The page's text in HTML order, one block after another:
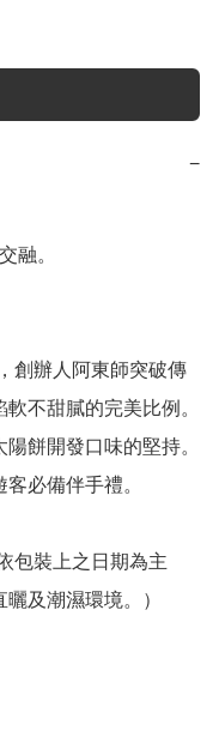
−
不甜膩的完美比例。
餅開發口味的堅持。
必備伴手禮。
及潮濕環境。）